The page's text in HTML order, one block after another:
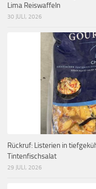
Lima Reiswaffeln
30 JULI, 2026
Rückruf: Listerien in
Tintenfischsalat
29 JULI, 2026